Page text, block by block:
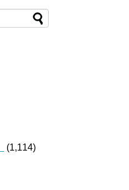
(1,114)